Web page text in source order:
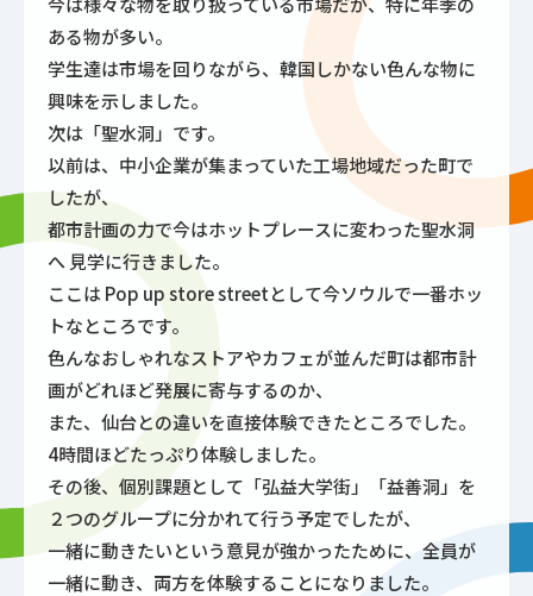
ある物が多い。
学生達は市場を回りながら、韓国しかない色んな物に
興味を示しました。
次は「聖水洞」です。
以前は、中小企業が集まっていた工場地域だった町で
したが、
都市計画の力で今はホットプレースに変わった聖水洞
へ 見学に行きました。
ここは Pop up store streetとして今ソウルで一番ホッ
トなところです。
色んなおしゃれなストアやカフェが並んだ町は都市計
画がどれほど発展に寄与するのか、
また、仙台との違いを直接体験できたところでした。
4時間ほどたっぷり体験しました。
その後、個別課題として「弘益大学街」「益善洞」を
２つのグループに分かれて行う予定でしたが、
一緒に動きたいという意見が強かったために、全員が
一緒に動き、両方を体験することになりました。